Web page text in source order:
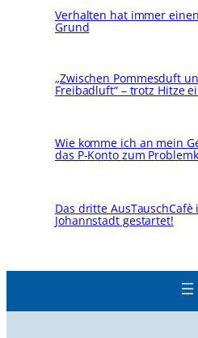
Verhalten hat immer
Grund
„Zwischen Pommesduft
Freibadluft“ – trotz Hitze
Wie komme ich an mein
das P-Konto zum
Das dritte
Johannstadt gestartet!